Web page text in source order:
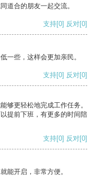
道合的朋友一起交流。
支持[0] 反对[0]
一些，这样会更加亲民。
支持[0] 反对[0]
够更轻松地完成工作任务。
提前下班，有更多的时间陪
支持[0] 反对[0]
能开启，非常方便。